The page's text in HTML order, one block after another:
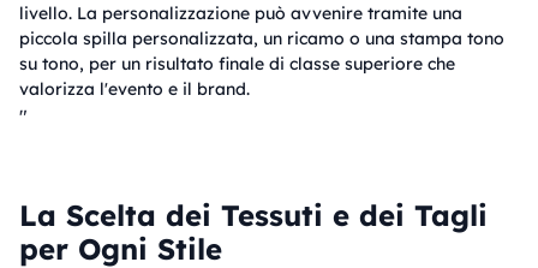
livello. La personalizzazione può avvenire tramite una
piccola spilla personalizzata, un ricamo o una stampa tono
su tono, per un risultato finale di classe superiore che
valorizza l'evento e il brand.
"
La Scelta dei Tessuti e dei Tagli
per Ogni Stile